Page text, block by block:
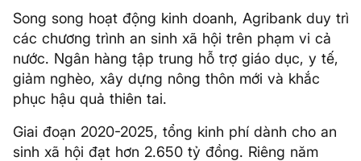
Song song hoạt động kinh doanh, Agribank duy trì
các chương trình an sinh xã hội trên phạm vi cả
nước. Ngân hàng tập trung hỗ trợ giáo dục, y tế,
giảm nghèo, xây dựng nông thôn mới và khắc
phục hậu quả thiên tai.
Giai đoạn 2020-2025, tổng kinh phí dành cho an
sinh xã hội đạt hơn 2.650 tỷ đồng. Riêng năm